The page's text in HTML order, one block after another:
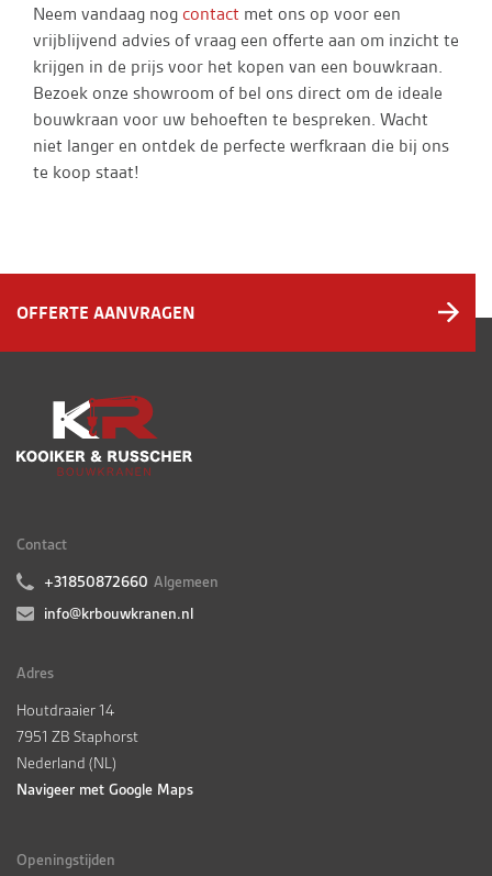
Neem vandaag nog contact met ons op voor een
vrijblijvend advies of vraag een offerte aan om inzicht te
krijgen in de prijs voor het kopen van een bouwkraan.
Bezoek onze showroom of bel ons direct om de ideale
bouwkraan voor uw behoeften te bespreken. Wacht
niet langer en ontdek de perfecte werfkraan die bij ons
te koop staat!
OFFERTE AANVRAGEN
Contact
+31850872660 Algemeen
info@krbouwkranen.nl
Adres
Houtdraaier 14
7951 ZB Staphorst
Nederland (NL)
Navigeer met Google Maps
Openingstijden